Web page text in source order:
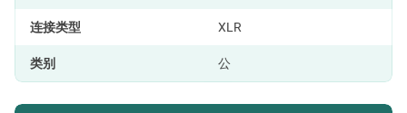
连接类型 XLR
类别 公